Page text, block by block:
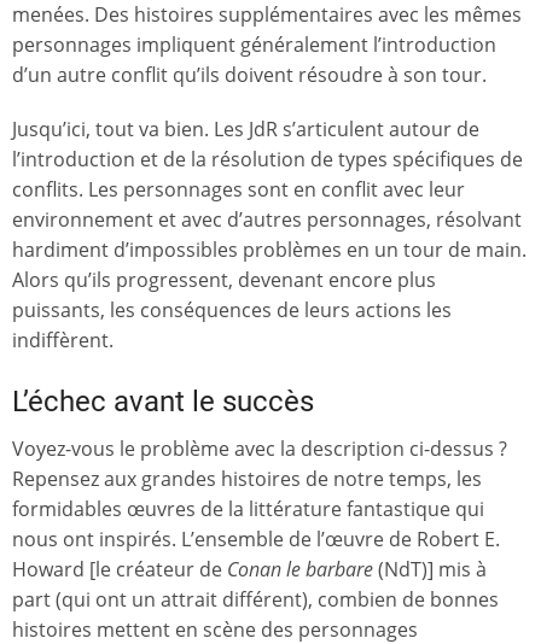
menées. Des histoires supplémentaires avec les mêmes
personnages impliquent généralement l’introduction
d’un autre conflit qu’ils doivent résoudre à son tour.
Jusqu’ici, tout va bien. Les JdR s’articulent autour de
l’introduction et de la résolution de types spécifiques de
conflits. Les personnages sont en conflit avec leur
environnement et avec d’autres personnages, résolvant
hardiment d’impossibles problèmes en un tour de main.
Alors qu’ils progressent, devenant encore plus
puissants, les conséquences de leurs actions les
indiffèrent.
L’échec avant le succès
Voyez-vous le problème avec la description ci-dessus ?
Repensez aux grandes histoires de notre temps, les
formidables œuvres de la littérature fantastique qui
nous ont inspirés. L’ensemble de l’œuvre de Robert E.
Howard [le créateur de Conan le barbare(NdT)] mis à
part (qui ont un attrait différent), combien de bonnes
histoires mettent en scène des personnages